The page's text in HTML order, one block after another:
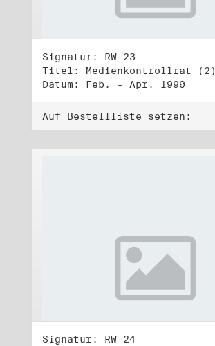
Signatur: RW 23
Titel: Medienkontrollrat (2)
Datum: Feb. - Apr. 1990
Auf Bestellliste setzen:
Signatur: RW 24